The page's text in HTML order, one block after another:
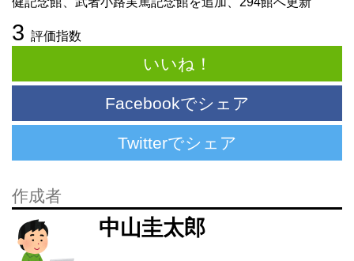
3 評価指数
いいね！
Facebookでシェア
Twitterでシェア
作成者
中山圭太郎